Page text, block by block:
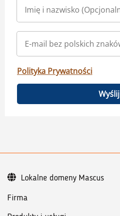
Polityka Prywatności
Wyślij
Firma
Lokalne domeny Mascus